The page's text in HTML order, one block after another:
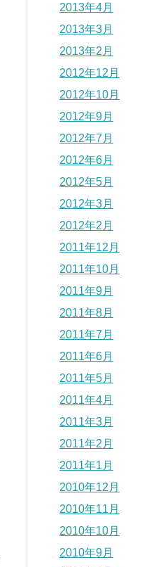
2013年4月
2013年3月
2013年2月
2012年12月
2012年10月
2012年9月
2012年7月
2012年6月
2012年5月
2012年3月
2012年2月
2011年12月
2011年10月
2011年9月
2011年8月
2011年7月
2011年6月
2011年5月
2011年4月
2011年3月
2011年2月
2011年1月
2010年12月
2010年11月
2010年10月
2010年9月